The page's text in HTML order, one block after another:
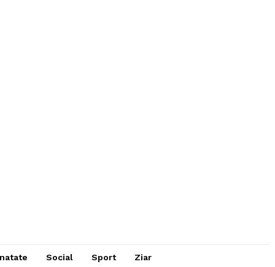
Social Sport Ziar